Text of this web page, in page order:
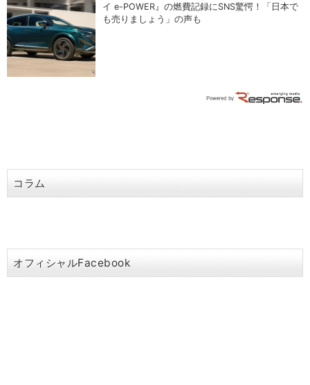
イ e-POWER』の燃費記録にSNS驚愕！「日本で
も売りましょう」の声も
コラム
オフィシャルFacebook